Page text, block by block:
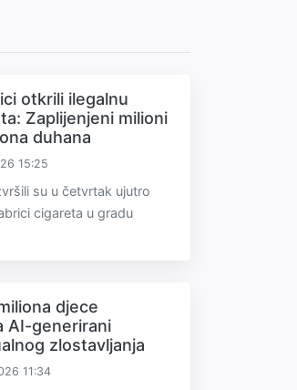
otkrili ilegalnu
Zaplijenjeni milioni
duhana
15:25
su u četvrtak ujutro
cigareta u gradu
djece
AI-generirani
zlostavljanja
11:34